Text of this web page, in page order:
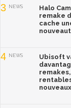
3 NEWS
Halo
remake
cache
4 NEWS
Ubisoft